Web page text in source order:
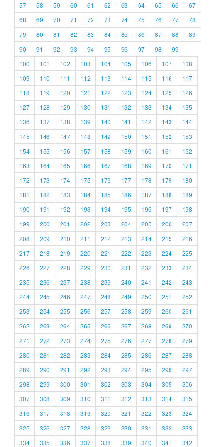
57
58 59 60 61 62 63 64 65 66
67
68
69 70 71 72 73 74 75 76 77
78
79
80 81 82 83 84 85 86 87 88
89
90
91 92 93 94 95 96 97 98
99
100
101 102 103 104 105 106 107
108
109
110 111 112 113 114 115 116
117
118
119 120 121 122 123 124 125
126
127
128 129 130 131 132 133 134
135
136
137 138 139 140 141 142 143
144
145
146 147 148 149 150 151 152
153
154
155 156 157 158 159 160 161
162
163
164 165 166 167 168 169 170
171
172
173 174 175 176 177 178 179
180
181
182 183 184 185 186 187 188
189
190
191 192 193 194 195 196 197
198
199
200 201 202 203 204 205 206
207
208
209 210 211 212 213 214 215
216
217
218 219 220 221 222 223 224
225
226
227 228 229 230 231 232 233
234
235
236 237 238 239 240 241 242
243
244
245 246 247 248 249 250 251
252
253
254 255 256 257 258 259 260
261
262
263 264 265 266 267 268 269
270
271
272 273 274 275 276 277 278
279
280
281 282 283 284 285 286 287
288
289
290 291 292 293 294 295 296
297
298
299 300 301 302 303 304 305
306
307
308 309 310 311 312 313 314
315
316
317 318 319 320 321 322 323
324
325
326 327 328 329 330 331 332
333
334
335 336 337 338 339 340 341 342